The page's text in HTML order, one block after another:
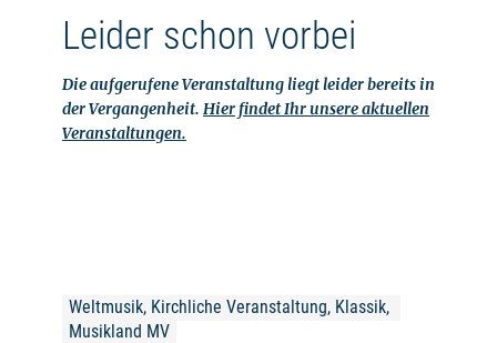
Leider schon vorbei
Die aufgerufene Veranstaltung liegt leider bereits in
der Vergangenheit. Hier findet Ihr unsere aktuellen
Veranstaltungen.
Weltmusik, Kirchliche Veranstaltung, Klassik,
Musikland MV